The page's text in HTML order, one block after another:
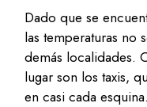
Dado que se
las temperaturas no
demás localidades.
lugar son los taxis,
en casi cada esquina.